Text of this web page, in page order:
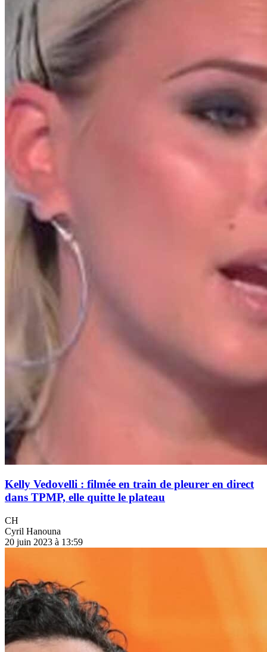
Kelly Vedovelli : filmée en train de pleurer en direct
dans TPMP, elle quitte le plateau
CH
Cyril Hanouna
20 juin 2023 à 13:59